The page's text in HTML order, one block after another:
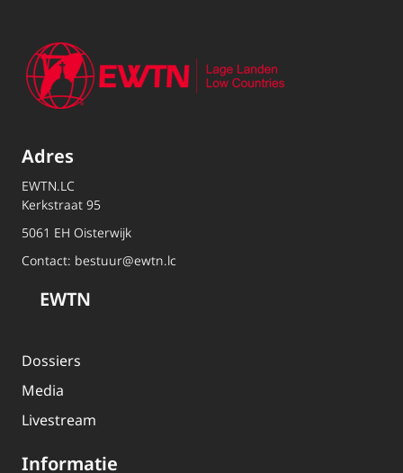
Adres
EWTN.LC
Kerkstraat 95
5061 EH Oisterwijk
Contact: bestuur@ewtn.lc
EWTN
Dossiers
Media
Livestream
Informatie